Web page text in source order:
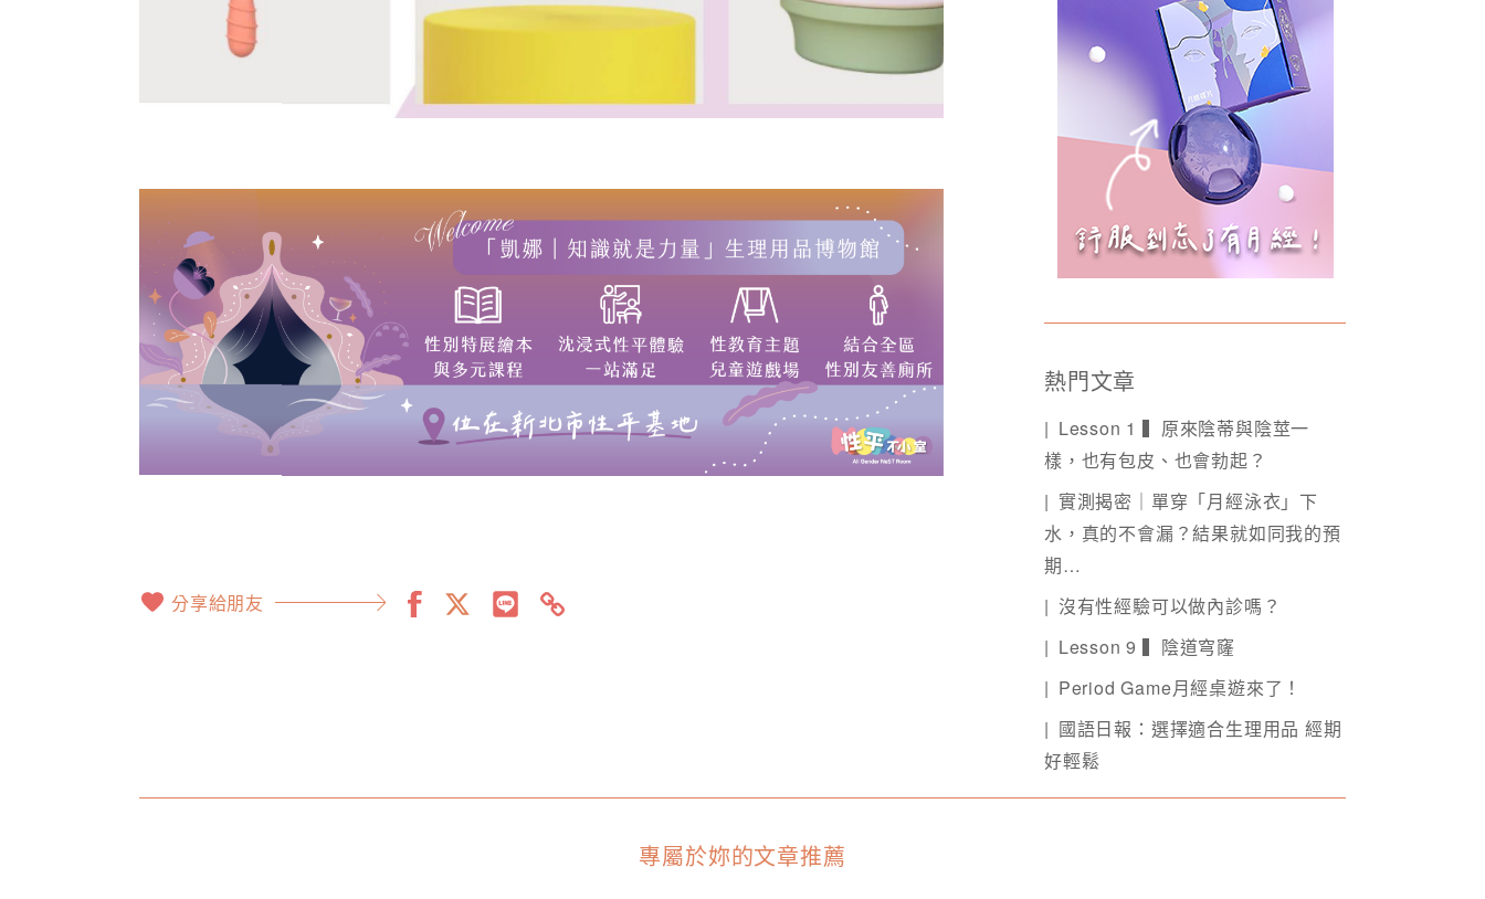
分享給朋友
熱門文章
Lesson 1 ▍原來陰蒂與陰莖一
樣，也有包皮、也會勃起？
實測揭密｜單穿「月經泳衣」下
水，真的不會漏？結果就如同我的預
期…
沒有性經驗可以做內診嗎？
Lesson 9 ▍陰道穹窿
Period Game月經桌遊來了！
國語日報：選擇適合生理用品 經期
好輕鬆
專屬於妳的文章推薦